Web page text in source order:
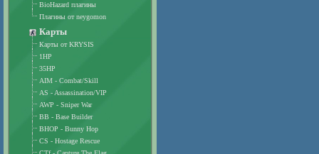
BioHazard плагины
Плагины от neygomon
Карты
Карты от KRYSIS
1HP
35HP
AIM - Combat/Skill
AS - Assassination/VIP
AWP - Sniper War
BB - Base Builder
BHOP - Bunny Hop
CS - Hostage Rescue